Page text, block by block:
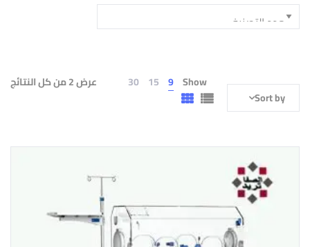
عرض ⁦2⁩ من كل النتائج Show
9
15
30
Sort by